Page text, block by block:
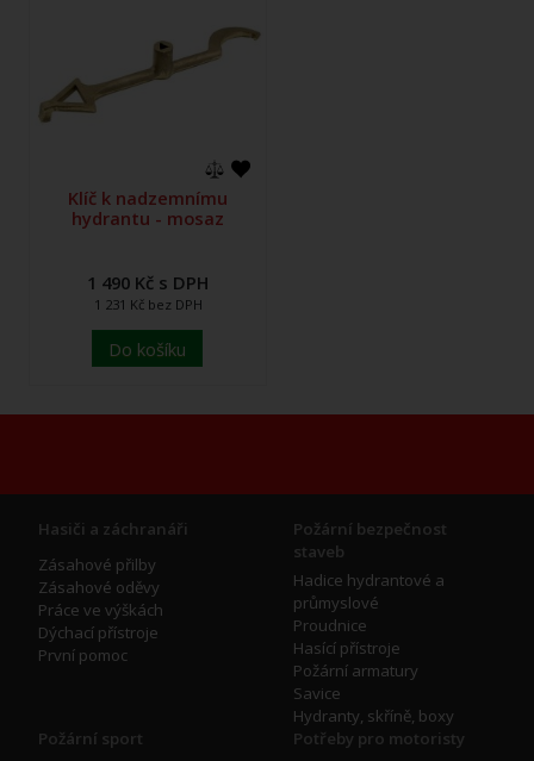
Klíč k nadzemnímu
hydrantu - mosaz
1 490 Kč s DPH
1 231 Kč bez DPH
Do košíku
Hasiči a záchranáři
Zásahové přilby
Zásahové oděvy
Práce ve výškách
Dýchací přístroje
První pomoc
Požární bezpečnost
staveb
Hadice hydrantové a
průmyslové
Proudnice
Hasící přístroje
Požární armatury
Savice
Hydranty, skříně, boxy
Požární sport
Potřeby pro motoristy